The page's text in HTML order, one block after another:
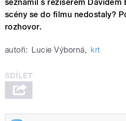
seznámil s režisérem Davidem
scény se do filmu nedostaly?
rozhovor.
autoři: Lucie Výborná, krt